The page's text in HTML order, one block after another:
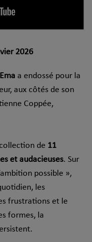
2026
a endossé pour la
aux côtés de son
Coppée,
de 11
et audacieuses. Sur
possible »,
les
frustrations et le
formes, la